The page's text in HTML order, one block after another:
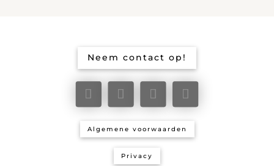
Neem contact op!
Algemene voorwaarden
Privacy